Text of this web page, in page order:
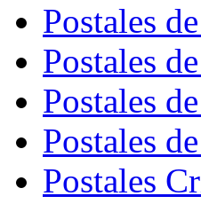
Postales
Postales
Postales
Postales
Postales